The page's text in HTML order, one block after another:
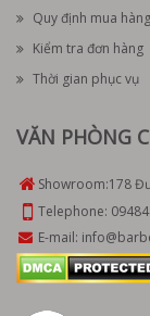
Quy định mua hàng
Kiểm tra đơn hàng
Thời gian phục vụ
VĂN PHÒNG
Showroom:178
Telephone:
E-mail: